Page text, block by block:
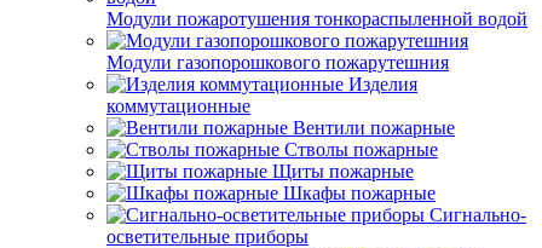
Модули пожаротушения тонкораспыленной водой
Модули газопорошкового пожарутешния
Изделия
коммутационные
Вентили пожарные
Стволы пожарные
Щиты пожарные
Шкафы пожарные
Сигнально-
осветительные приборы